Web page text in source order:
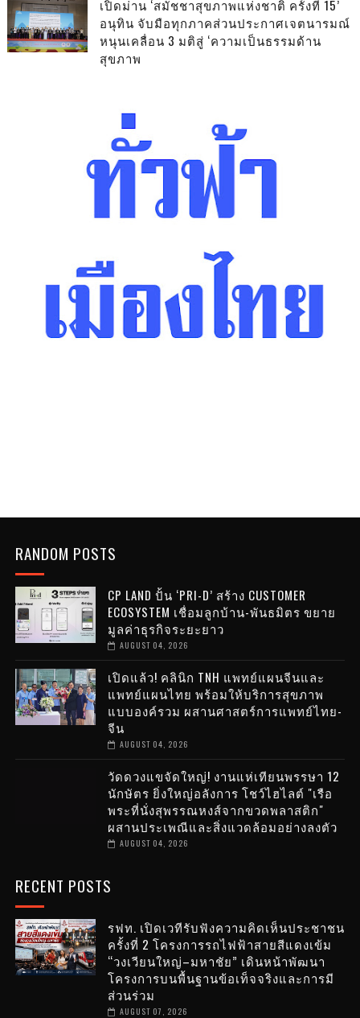
เปิดม่าน ‘สมัชชาสุขภาพแห่งชาติ ครั้งที่ 15’
อนุทิน จับมือทุกภาคส่วนประกาศเจตนารมณ์
หนุนเคลื่อน 3 มติสู่ ‘ความเป็นธรรมด้าน
สุขภาพ
RANDOM POSTS
CP LAND ปั้น ‘PRI-D’ สร้าง CUSTOMER
ECOSYSTEM เชื่อมลูกบ้าน-พันธมิตร ขยาย
มูลค่าธุรกิจระยะยาว
AUGUST 04, 2026
เปิดแล้ว! คลินิก TNH แพทย์แผนจีนและ
แพทย์แผนไทย พร้อมให้บริการสุขภาพ
แบบองค์รวม ผสานศาสตร์การแพทย์ไทย-
จีน
AUGUST 04, 2026
วัดดวงแขจัดใหญ่! งานแห่เทียนพรรษา 12
นักษัตร ยิ่งใหญ่อลังการ โชว์ไฮไลต์ "เรือ
พระที่นั่งสุพรรณหงส์จากขวดพลาสติก"
ผสานประเพณีและสิ่งแวดล้อมอย่างลงตัว
AUGUST 04, 2026
RECENT POSTS
รฟท. เปิดเวทีรับฟังความคิดเห็นประชาชน
ครั้งที่ 2 โครงการรถไฟฟ้าสายสีแดงเข้ม
“วงเวียนใหญ่–มหาชัย” เดินหน้าพัฒนา
โครงการบนพื้นฐานข้อเท็จจริงและการมี
ส่วนร่วม
AUGUST 07, 2026